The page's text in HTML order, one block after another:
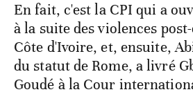
En fait, c'est la CPI qui a
à la suite des violences
Côte d'Ivoire, et, ensuite,
du statut de Rome, a livré
Goudé à la Cour